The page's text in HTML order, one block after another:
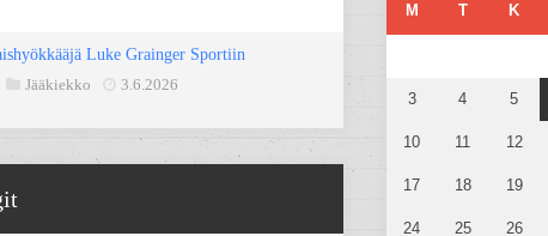
Luke Grainger Sportiin
Jääkiekko 3.6.2026
M T K
3 4 5
10 11 12
17 18 19
24 25 26